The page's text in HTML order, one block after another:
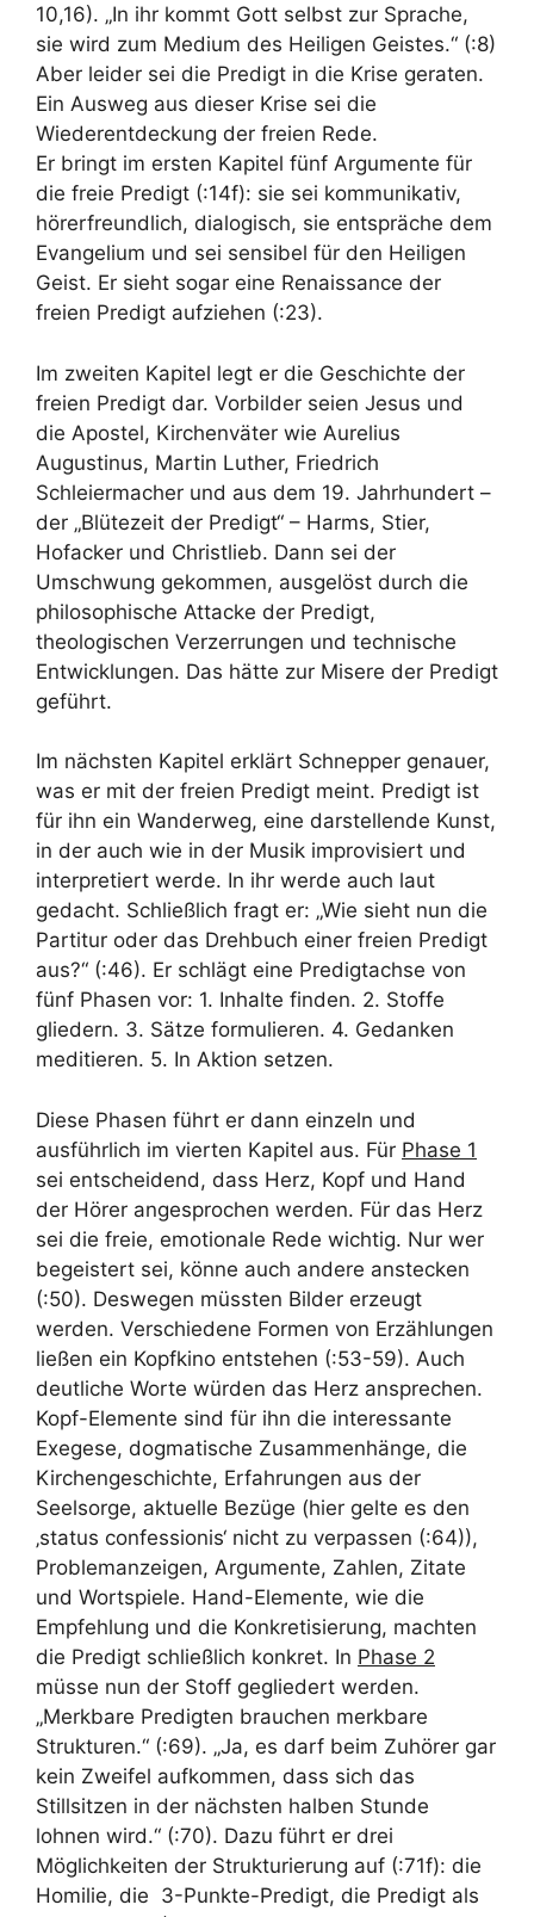
10,16). „In ihr kommt Gott selbst zur Sprache,
sie wird zum Medium des Heiligen Geistes.“ (:8)
Aber leider sei die Predigt in die Krise geraten.
Ein Ausweg aus dieser Krise sei die
Wiederentdeckung der freien Rede.
Er bringt im ersten Kapitel fünf Argumente für
die freie Predigt (:14f): sie sei kommunikativ,
hörerfreundlich, dialogisch, sie entspräche dem
Evangelium und sei sensibel für den Heiligen
Geist. Er sieht sogar eine Renaissance der
freien Predigt aufziehen (:23).
Im zweiten Kapitel legt er die Geschichte der
freien Predigt dar. Vorbilder seien Jesus und
die Apostel, Kirchenväter wie Aurelius
Augustinus, Martin Luther, Friedrich
Schleiermacher und aus dem 19. Jahrhundert –
der „Blütezeit der Predigt“ – Harms, Stier,
Hofacker und Christlieb. Dann sei der
Umschwung gekommen, ausgelöst durch die
philosophische Attacke der Predigt,
theologischen Verzerrungen und technische
Entwicklungen. Das hätte zur Misere der Predigt
geführt.
Im nächsten Kapitel erklärt Schnepper genauer,
was er mit der freien Predigt meint. Predigt ist
für ihn ein Wanderweg, eine darstellende Kunst,
in der auch wie in der Musik improvisiert und
interpretiert werde. In ihr werde auch laut
gedacht. Schließlich fragt er: „Wie sieht nun die
Partitur oder das Drehbuch einer freien Predigt
aus?“ (:46). Er schlägt eine Predigtachse von
fünf Phasen vor: 1. Inhalte finden. 2. Stoffe
gliedern. 3. Sätze formulieren. 4. Gedanken
meditieren. 5. In Aktion setzen.
Diese Phasen führt er dann einzeln und
ausführlich im vierten Kapitel aus. Für Phase 1
sei entscheidend, dass Herz, Kopf und Hand
der Hörer angesprochen werden. Für das Herz
sei die freie, emotionale Rede wichtig. Nur wer
begeistert sei, könne auch andere anstecken
(:50). Deswegen müssten Bilder erzeugt
werden. Verschiedene Formen von Erzählungen
ließen ein Kopfkino entstehen (:53-59). Auch
deutliche Worte würden das Herz ansprechen.
Kopf-Elemente sind für ihn die interessante
Exegese, dogmatische Zusammenhänge, die
Kirchengeschichte, Erfahrungen aus der
Seelsorge, aktuelle Bezüge (hier gelte es den
‚status confessionis‘ nicht zu verpassen (:64)),
Problemanzeigen, Argumente, Zahlen, Zitate
und Wortspiele. Hand-Elemente, wie die
Empfehlung und die Konkretisierung, machten
die Predigt schließlich konkret. In Phase 2
müsse nun der Stoff gegliedert werden.
„Merkbare Predigten brauchen merkbare
Strukturen.“ (:69). „Ja, es darf beim Zuhörer gar
kein Zweifel aufkommen, dass sich das
Stillsitzen in der nächsten halben Stunde
lohnen wird.“ (:70). Dazu führt er drei
Möglichkeiten der Strukturierung auf (:71f): die
Homilie, die 3-Punkte-Predigt, die Predigt als